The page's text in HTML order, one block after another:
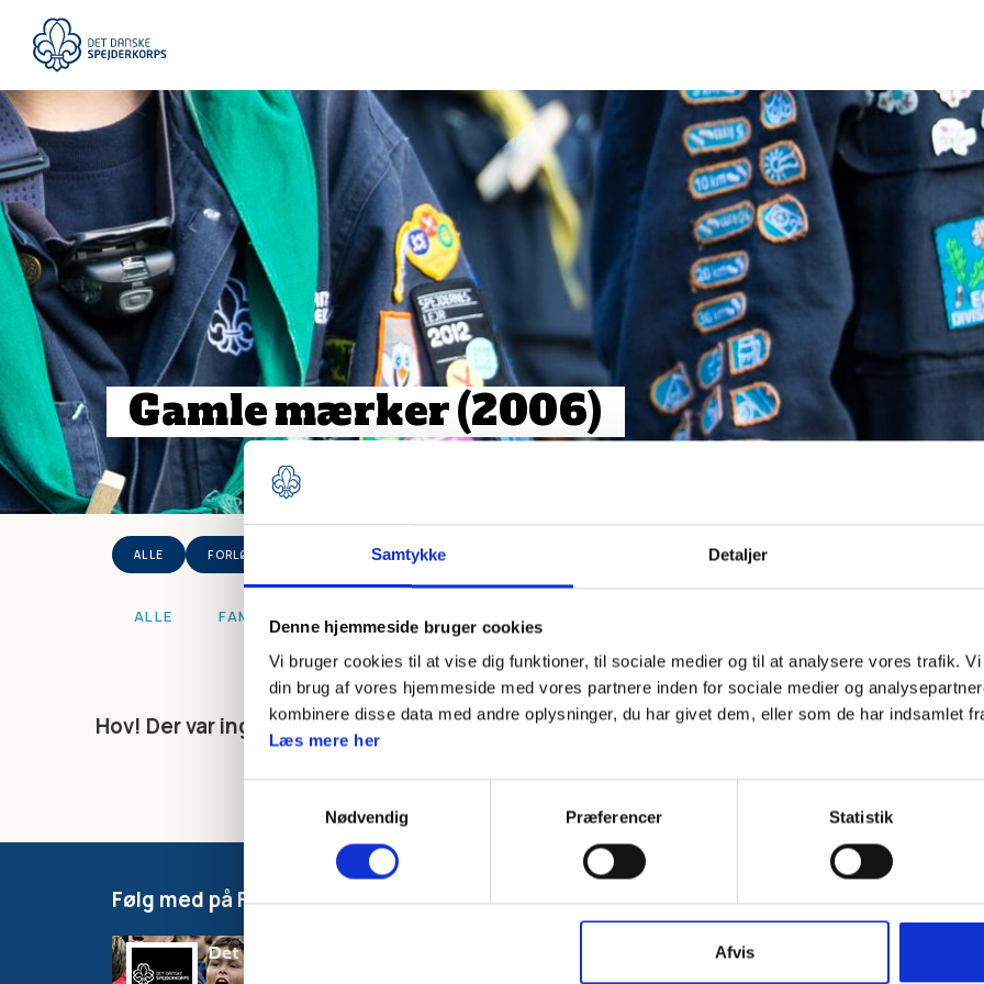
Samtykke Detaljer
Denne hjemmeside bruger cookies
Vi bruger cookies til at vise dig funktioner, til sociale medier og til at analysere vores trafik.
din brug af vores hjemmeside med vores partnere inden for sociale medier og
kombinere disse data med andre oplysninger, du har givet dem, eller som de har indsamlet
Læs mere her
Nødvendig
Præferencer Statistik
Afvis
hovedindhold
Gamlemærker(2006)
ALLE FORLØBSMÆRKE FÆRDIGHEDSMÆRKE
ALLE FAMILIESPEJDER MIKRO MINI
Hov! Der var ingen mærker. Ryd et eller flere filtre ved at klikke på "Alle"
Følg med på Facebook